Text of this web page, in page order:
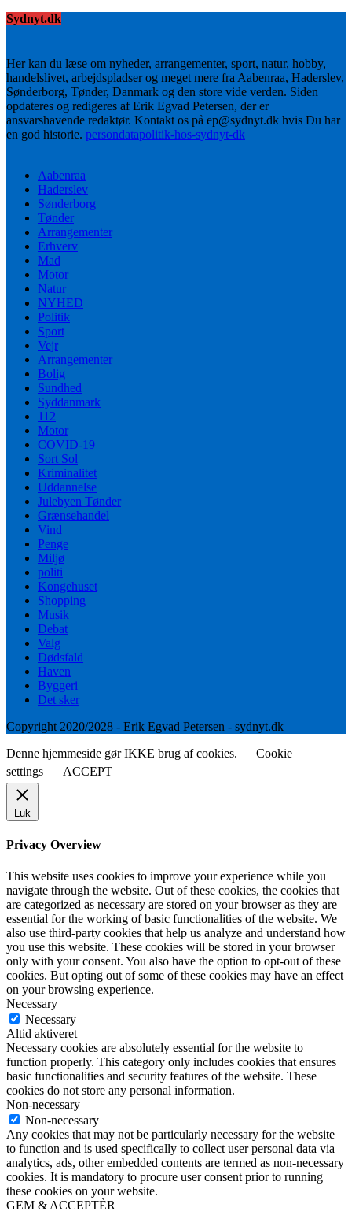
Sydnyt.dk
Her kan du læse om nyheder, arrangementer, sport, natur, hobby,
handelslivet, arbejdspladser og meget mere fra Aabenraa, Haderslev,
Sønderborg, Tønder, Danmark og den store vide verden. Siden
opdateres og redigeres af Erik Egvad Petersen, der er
ansvarshavende redaktør. Kontakt os på ep@sydnyt.dk hvis Du har
en god historie. persondatapolitik-hos-sydnyt-dk
Aabenraa
Haderslev
Sønderborg
Tønder
Arrangementer
Erhverv
Mad
Motor
Natur
NYHED
Politik
Sport
Vejr
Arrangementer
Bolig
Sundhed
Syddanmark
112
Motor
COVID-19
Sort Sol
Kriminalitet
Uddannelse
Julebyen Tønder
Grænsehandel
Vind
Penge
Miljø
politi
Kongehuset
Shopping
Musik
Debat
Valg
Dødsfald
Haven
Byggeri
Det sker
Copyright 2020/2028 - Erik Egvad Petersen - sydnyt.dk
Denne hjemmeside gør IKKE brug af cookies.
Cookie
settings
ACCEPT
Luk
Privacy Overview
This website uses cookies to improve your experience while you
navigate through the website. Out of these cookies, the cookies that
are categorized as necessary are stored on your browser as they are
essential for the working of basic functionalities of the website. We
also use third-party cookies that help us analyze and understand how
you use this website. These cookies will be stored in your browser
only with your consent. You also have the option to opt-out of these
cookies. But opting out of some of these cookies may have an effect
on your browsing experience.
Necessary
Necessary
Altid aktiveret
Necessary cookies are absolutely essential for the website to
function properly. This category only includes cookies that ensures
basic functionalities and security features of the website. These
cookies do not store any personal information.
Non-necessary
Non-necessary
Any cookies that may not be particularly necessary for the website
to function and is used specifically to collect user personal data via
analytics, ads, other embedded contents are termed as non-necessary
cookies. It is mandatory to procure user consent prior to running
these cookies on your website.
GEM & ACCEPTÈR